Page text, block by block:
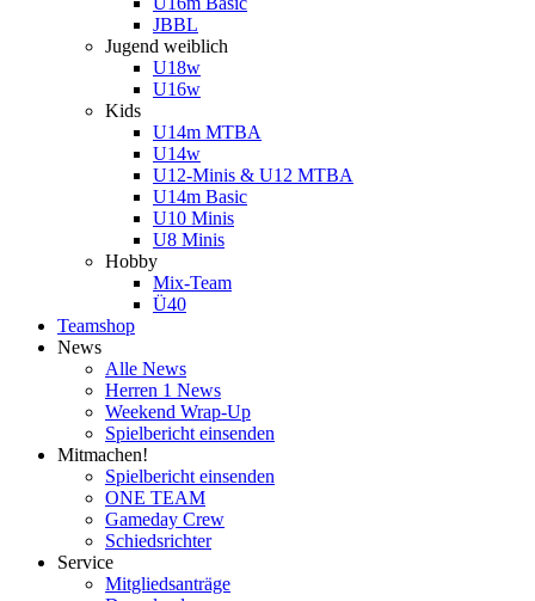
JBBL
Jugend weiblich
U18w
U16w
Kids
U14m MTBA
U14w
U12-Minis & U12 MTBA
U14m Basic
U10 Minis
U8 Minis
Hobby
Mix-Team
Ü40
Teamshop
News
Alle News
Herren 1 News
Weekend Wrap-Up
Spielbericht einsenden
Mitmachen!
Spielbericht einsenden
ONE TEAM
Gameday Crew
Schiedsrichter
Service
Mitgliedsanträge